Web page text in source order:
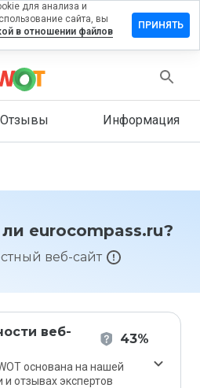
Отзывы Информация
eurocompass.ru?
веб-сайт
веб-
43%
основана на нашей
и отзывах экспертов
для анализа и
сайта, вы
в отношении файлов
ПРИНЯТЬ